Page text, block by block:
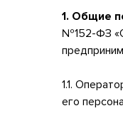
1. Общие
№152-ФЗ «О
1.1.
его